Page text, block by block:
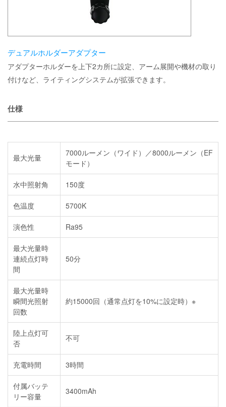
デュアルホルダーアダプター
アダプターホルダーを上下2カ所に設定、アーム展開や機材の取り
付けなど、ライティングシステムが拡張できます。
仕様
最大光量
7000ルーメン（ワイド）／8000ルーメン（EF
モード）
水中照射角 150度
色温度 5700K
演色性 Ra95
最大光量時
連続点灯時
間
50分
最大光量時
瞬間光照射
回数
約15000回（通常点灯を10%に設定時）※
陸上点灯可
否
不可
充電時間 3時間
付属バッテ
リー容量
3400mAh